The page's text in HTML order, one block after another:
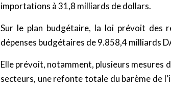
importations à 31,8 milliards de dollars.
Sur le plan budgétaire, la loi prévoit des
dépenses budgétaires de 9.858,4 milliards
Elle prévoit, notamment, plusieurs mesures
secteurs, une refonte totale du barème de